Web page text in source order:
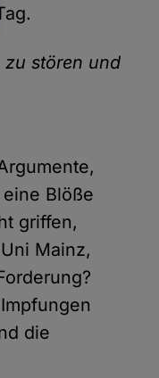
zu stören und
Blöße
griffen,
Mainz,
die